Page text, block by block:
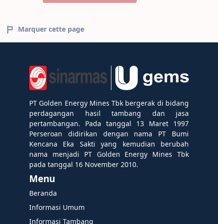
Marquer cette page
PT Golden Energy Mines Tbk bergerak di bidang
perdagangan hasil tambang dan jasa
pertambangan. Pada tanggal 13 Maret 1997
Perseroan didirikan dengan nama PT Bumi
Kencana Eka Sakti yang kemudian berubah
nama menjadi PT Golden Energy Mines Tbk
pada tanggal 16 November 2010.
Menu
Beranda
Informasi Umum
Informasi Tambang